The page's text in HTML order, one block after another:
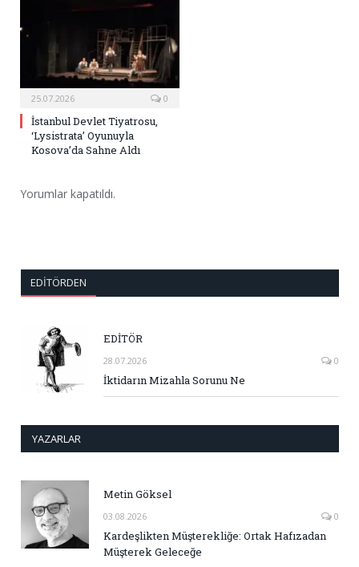
25.07.2026 0
İstanbul Devlet Tiyatrosu,
‘Lysistrata’ Oyunuyla
Kosova’da Sahne Aldı
Yorumlar kapatıldı.
EDITÖRDEN
EDİTÖR
28.07.2026 0
İktidarın Mizahla Sorunu Ne
YAZARLAR
Metin Göksel
03.08.2026 0
Kardeşlikten Müşterekliğe: Ortak Hafızadan
Müşterek Geleceğe